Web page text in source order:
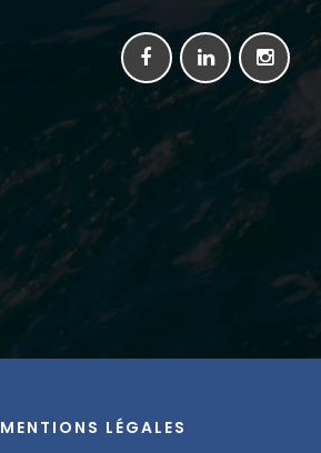
MENTIONS LÉGALES